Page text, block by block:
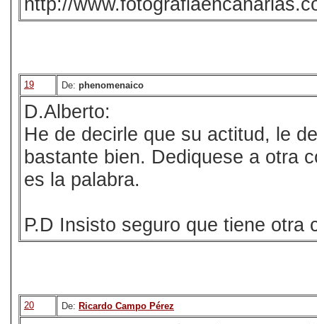
19 De: phenomenaico
D.Alberto:
He de decirle que su actitud, le
bastante bien. Dediquese a otra
es la palabra.
P.D Insisto seguro que tiene otra
20 De: Ricardo Campo Pérez